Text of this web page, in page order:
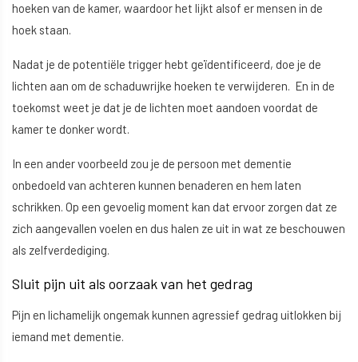
hoeken van de kamer, waardoor het lijkt alsof er mensen in de
hoek staan.
Nadat je de potentiële trigger hebt geïdentificeerd, doe je de
lichten aan om de schaduwrijke hoeken te verwijderen. En in de
toekomst weet je dat je de lichten moet aandoen voordat de
kamer te donker wordt.
In een ander voorbeeld zou je de persoon met dementie
onbedoeld van achteren kunnen benaderen en hem laten
schrikken. Op een gevoelig moment kan dat ervoor zorgen dat ze
zich aangevallen voelen en dus halen ze uit in wat ze beschouwen
als zelfverdediging.
Sluit pijn uit als oorzaak van het gedrag
Pijn en lichamelijk ongemak kunnen agressief gedrag uitlokken bij
iemand met dementie.